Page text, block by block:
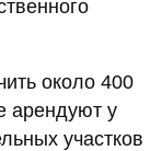
около 400
арендуют у
участков